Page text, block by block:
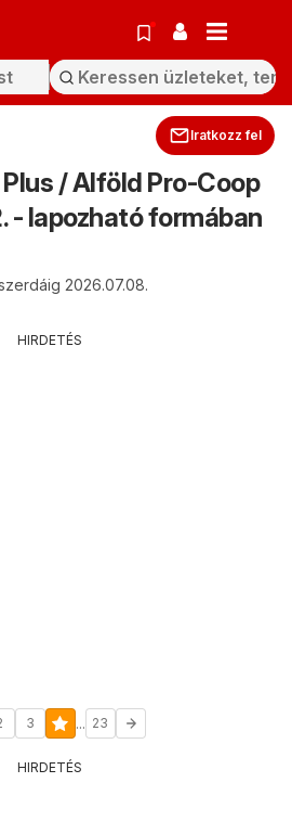
Iratkozz fel
/ Alföld Pro-Coop
- lapozható formában
2026.07.08.
HIRDETÉS
3 ... 23
HIRDETÉS